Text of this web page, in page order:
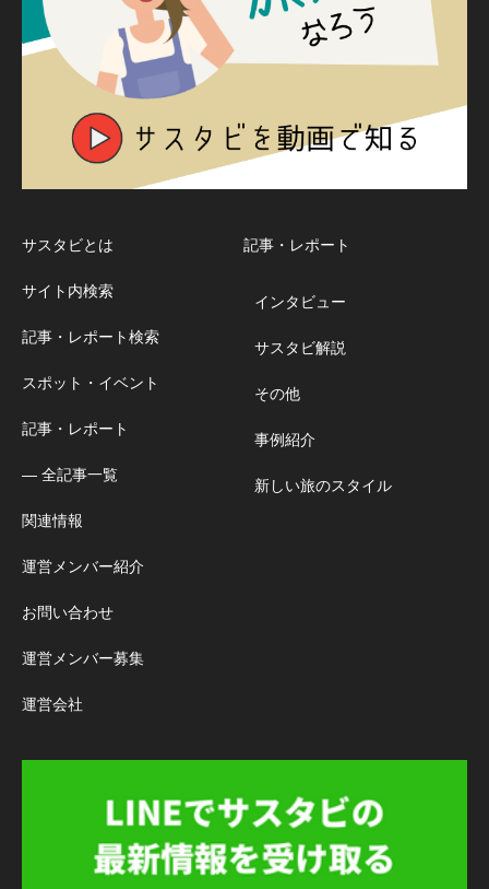
サスタビとは
サイト内検索
記事・レポート検索
スポット・イベント
記事・レポート
― 全記事一覧
関連情報
運営メンバー紹介
お問い合わせ
運営メンバー募集
運営会社
記事・レポート
インタビュー
サスタビ解説
その他
事例紹介
新しい旅のスタイル